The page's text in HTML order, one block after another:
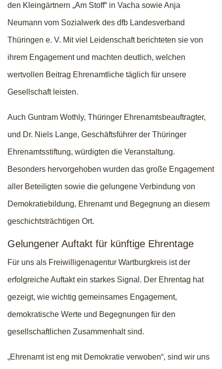
den Kleingärtnern „Am Stoff“ in Vacha sowie Anja
Neumann vom Sozialwerk des dfb Landesverband
Thüringen e. V. Mit viel Leidenschaft berichteten sie von
ihrem Engagement und machten deutlich, welchen
wertvollen Beitrag Ehrenamtliche täglich für unsere
Gesellschaft leisten.
Auch Guntram Wothly, Thüringer Ehrenamtsbeauftragter,
und Dr. Niels Lange, Geschäftsführer der Thüringer
Ehrenamtsstiftung, würdigten die Veranstaltung.
Besonders hervorgehoben wurden das große Engagement
aller Beteiligten sowie die gelungene Verbindung von
Demokratiebildung, Ehrenamt und Begegnung an diesem
geschichtsträchtigen Ort.
Gelungener Auftakt für künftige Ehrentage
Für uns als Freiwilligenagentur Wartburgkreis ist der
erfolgreiche Auftakt ein starkes Signal. Der Ehrentag hat
gezeigt, wie wichtig gemeinsames Engagement,
demokratische Werte und Begegnungen für den
gesellschaftlichen Zusammenhalt sind.
„Ehrenamt ist eng mit Demokratie verwoben“, sind wir uns